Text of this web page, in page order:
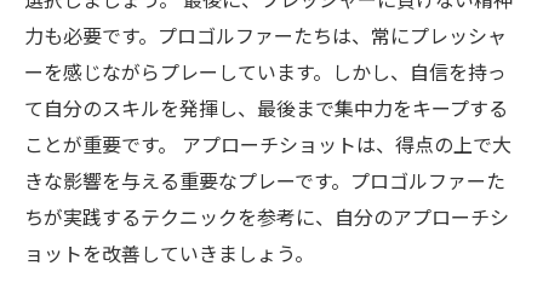
力も必要です。プロゴルファーたちは、常にプレッシャ
ーを感じながらプレーしています。しかし、自信を持っ
て自分のスキルを発揮し、最後まで集中力をキープする
ことが重要です。 アプローチショットは、得点の上で大
きな影響を与える重要なプレーです。プロゴルファーた
ちが実践するテクニックを参考に、自分のアプローチシ
ョットを改善していきましょう。